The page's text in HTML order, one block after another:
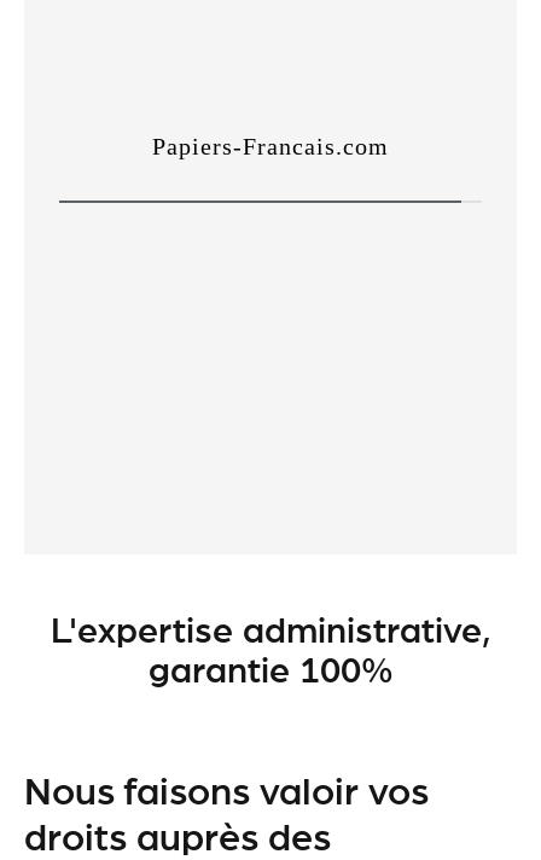
L'expertise administrative,
garantie 100%
Nous faisons valoir vos
droits auprès des